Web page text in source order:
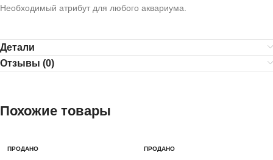
Необходимый атрибут для любого аквариума.
Детали
Отзывы (0)
Похожие товары
ПРОДАНО ПРОДАНО